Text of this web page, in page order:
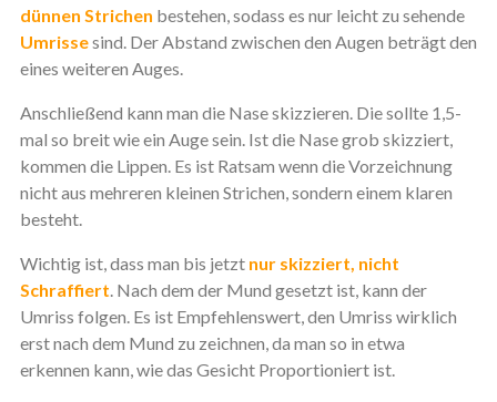
dünnen Strichen bestehen, sodass es nur leicht zu sehende
Umrissesind. Der Abstand zwischen den Augen beträgt den
eines weiteren Auges.
Anschließend kann man die Nase skizzieren. Die sollte 1,5-
mal so breit wie ein Auge sein. Ist die Nase grob skizziert,
kommen die Lippen. Es ist Ratsam wenn die Vorzeichnung
nicht aus mehreren kleinen Strichen, sondern einem klaren
besteht.
Wichtig ist, dass man bis jetzt nur skizziert, nicht
Schraffiert. Nach dem der Mund gesetzt ist, kann der
Umriss folgen. Es ist Empfehlenswert, den Umriss wirklich
erst nach dem Mund zu zeichnen, da man so in etwa
erkennen kann, wie das Gesicht Proportioniert ist.